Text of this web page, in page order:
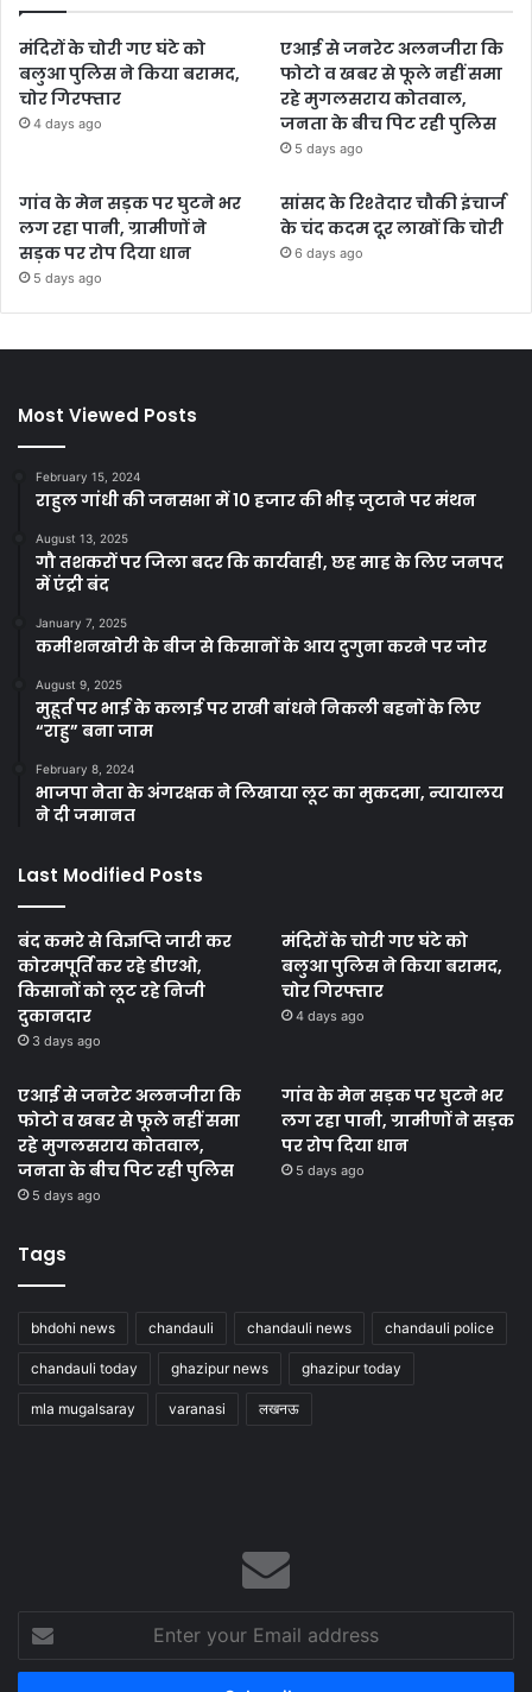
मंदिरों के चोरी गए घंटे को
बलुआ पुलिस ने किया बरामद,
चोर गिरफ्तार
4 days ago
एआई से जनरेट अलनजीरा कि
फोटो व खबर से फूले नहीं समा
रहे मुगलसराय कोतवाल,
जनता के बीच पिट रही पुलिस
5 days ago
गांव के मेन सड़क पर घुटने भर
लग रहा पानी, ग्रामीणों ने
सड़क पर रोप दिया धान
5 days ago
सांसद के रिश्तेदार चौकी इंचार्ज
के चंद कदम दूर लाखों कि चोरी
6 days ago
Most Viewed Posts
February 15, 2024
राहुल गांधी की जनसभा में 10 हजार की भीड़ जुटाने पर मंथन
August 13, 2025
गौ तशकरों पर जिला बदर कि कार्यवाही, छह माह के लिए जनपद
में एंट्री बंद
January 7, 2025
कमीशनखोरी के बीज से किसानों के आय दुगुना करने पर जोर
August 9, 2025
मुहूर्त पर भाई के कलाई पर राखी बांधने निकली बहनों के लिए
“राहु” बना जाम
February 8, 2024
भाजपा नेता के अंगरक्षक ने लिखाया लूट का मुकदमा, न्यायालय
ने दी जमानत
Last Modified Posts
बंद कमरे से विज्ञप्ति जारी कर
कोरमपूर्ति कर रहे डीएओ,
किसानों को लूट रहे निजी
दुकानदार
3 days ago
मंदिरों के चोरी गए घंटे को
बलुआ पुलिस ने किया बरामद,
चोर गिरफ्तार
4 days ago
एआई से जनरेट अलनजीरा कि
फोटो व खबर से फूले नहीं समा
रहे मुगलसराय कोतवाल,
जनता के बीच पिट रही पुलिस
5 days ago
गांव के मेन सड़क पर घुटने भर
लग रहा पानी, ग्रामीणों ने सड़क
पर रोप दिया धान
5 days ago
Tags
bhdohi news chandauli chandauli news chandauli police
chandauli today ghazipur news ghazipur today
mla mugalsaray varanasi लखनऊ
your
Email